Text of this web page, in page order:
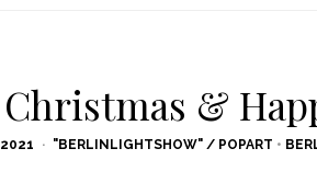
&
"BERLINLIGHTSHOW" / POPART •